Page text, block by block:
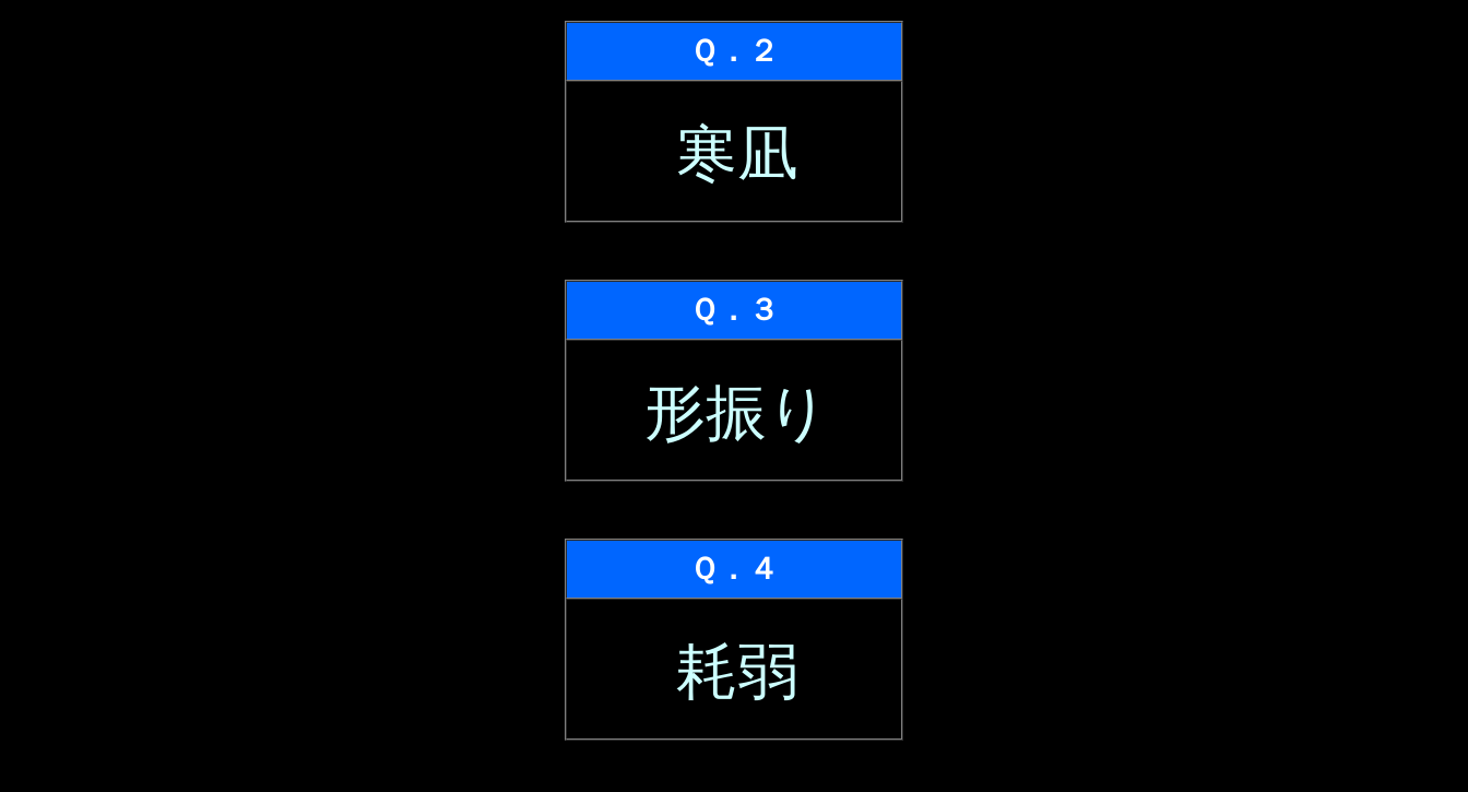
Ｑ．２
寒凪
Ｑ．３
形振り
Ｑ．４
耗弱